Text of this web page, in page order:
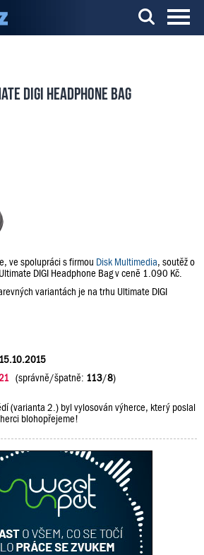
DIGI Headphone Bag
ve spolupráci s firmou Disk Multimedia, soutěž o
DIGI Headphone Bag v ceně 1.090 Kč.
variantách je na trhu Ultimate DIGI
15.10.2015
(správně/špatně: 113/8)
(varianta 2.) byl vylosován výherce, který poslal
blohopřejeme!